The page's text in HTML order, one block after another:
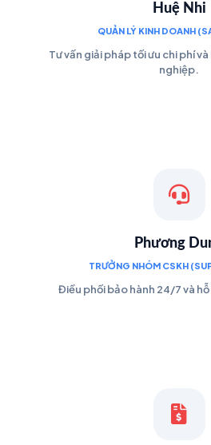
Huệ Nhi
QUẢN LÝ KINH DOANH
Tư vấn giải pháp tối ưu chi phí
nghiệp.
Phương
TRƯỞNG NHÓM CSKH
Điều phối bảo hành 24/7 và